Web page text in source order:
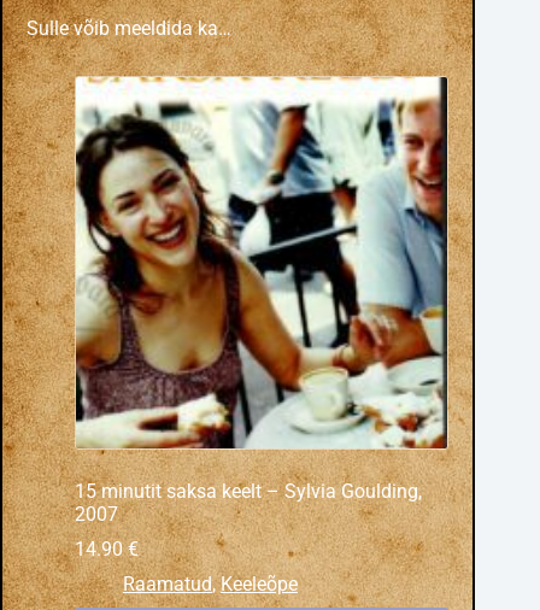
Sulle võib meeldida ka…
15 minutit saksa keelt – Sylvia Goulding,
2007
14.90€
Raamatud,Keeleõpe